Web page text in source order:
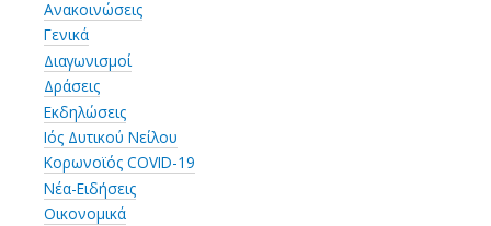
Ανακοινώσεις
Γενικά
Διαγωνισμοί
Δράσεις
Εκδηλώσεις
Ιός Δυτικού Νείλου
Κορωνοϊός COVID-19
Νέα-Ειδήσεις
Οικονομικά